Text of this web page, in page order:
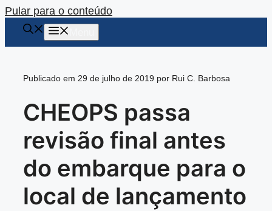
Pular para o conteúdo
Publicado em 29 de julho de 2019 por Rui C. Barbosa
CHEOPS passa
revisão final antes
do embarque para o
local de lançamento